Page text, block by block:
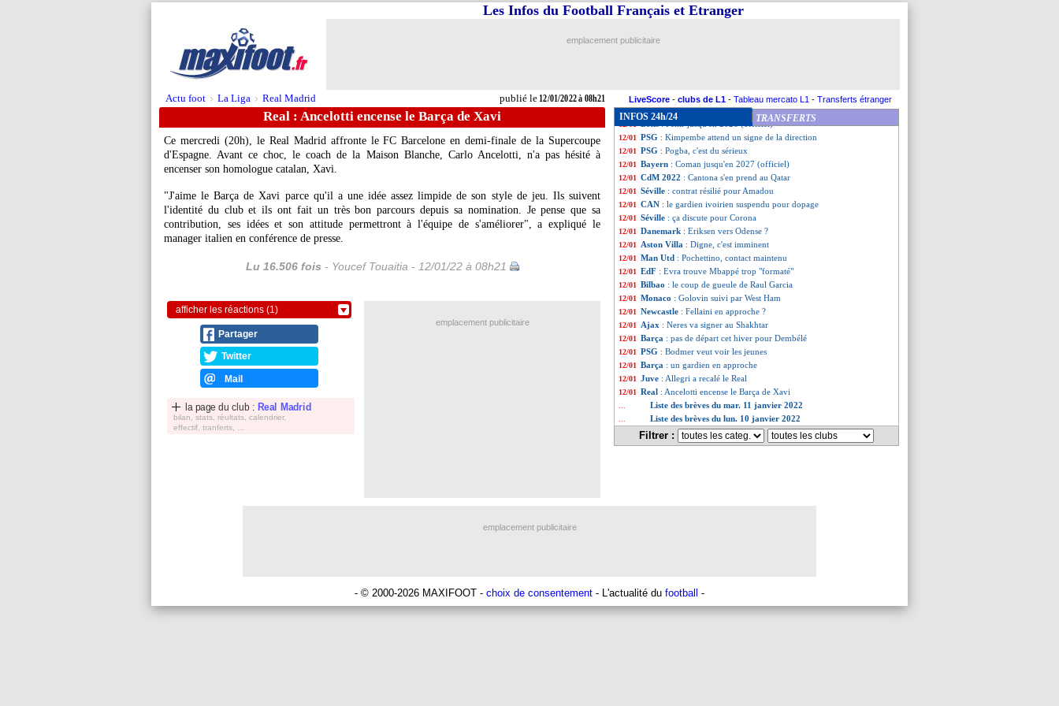
Actu foot > La Liga > Real Madrid publié le12/01/2022 à 08h21
Les Infos du Football Français et Etranger
emplacement publicitaire
LiveScore - clubs de L1 - Tableau mercato L1 - Transferts étranger
Real : Ancelotti encense le Barça de Xavi
Ce mercredi (20h), le Real Madrid affronte le FC Barcelone en demi-finale de la Supercoupe
d'Espagne. Avant ce choc, le coach de la Maison Blanche, Carlo Ancelotti, n'a pas hésité à
encenser son homologue catalan, Xavi.
"J'aime le Barça de Xavi parce qu'il a une idée assez limpide de son style de jeu. Ils suivent
l'identité du club et ils ont fait un très bon parcours depuis sa nomination. Je pense que sa
contribution, ses idées et son attitude permettront à l'équipe de s'améliorer", a expliqué le
manager italien en conférence de presse.
Lu 16.506 fois - Youcef Touaitia - 12/01/22 à 08h21
afficher les réactions (1)
Partager
Twitter
Mail
la page du club : Real Madrid
bilan, stats, réultats, calendrier,
effectif, tranferts, ...
INFOS 24h/24 TRANSFERTS
12/01 Tottenham: le constat lucide de Conte
12/01 Lyon: Guimaraes, pas une priorité pour Arsenal
12/01 EdF: Evra raconte le chambrage de Deschamps
12/01 PSG: le stage au Qatar annulé
12/01 Monaco: Tchouaméni, départ l'été prochain ?
: Fekir jusqu'en 2026 (officiel)
12/01 PSG : Kimpembe attend un signe de la direction
12/01 PSG : Pogba, c'est du sérieux
12/01 Bayern : Coman jusqu'en 2027 (officiel)
12/01 CdM 2022 : Cantona s'en prend au Qatar
12/01 Séville : contrat résilié pour Amadou
12/01 CAN : le gardien ivoirien suspendu pour dopage
12/01 Séville : ça discute pour Corona
12/01 Danemark : Eriksen vers Odense ?
12/01 Aston Villa : Digne, c'est imminent
12/01 Man Utd : Pochettino, contact maintenu
12/01 EdF : Evra trouve Mbappé trop "formaté"
12/01 Bilbao : le coup de gueule de Raul Garcia
12/01 Monaco : Golovin suivi par West Ham
12/01 Newcastle : Fellaini en approche ?
12/01 Ajax : Neres va signer au Shakhtar
12/01 Barça : pas de départ cet hiver pour Dembélé
12/01 PSG : Bodmer veut voir les jeunes
12/01 Barça : un gardien en approche
12/01 Juve : Allegri a recalé le Real
12/01 Real : Ancelotti encense le Barça de Xavi
Liste des brèves du mar. 11 janvier 2022
Liste des brèves du lun. 10 janvier 2022
Filtrer :
emplacement publicitaire
emplacement publicitaire
- © 2000-2026 MAXIFOOT - choix de consentement - L'actualité du football -